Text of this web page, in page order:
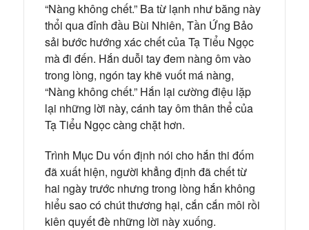
“Nàng không chết.” Ba từ lạnh như băng này
thổi qua đỉnh đầu Bùi Nhiên, Tần Ứng Bảo
sải bước hướng xác chết của Tạ Tiểu Ngọc
mà đi đến. Hắn duỗi tay đem nàng ôm vào
trong lòng, ngón tay khẽ vuốt má nàng,
“Nàng không chết.” Hắn lại cường điệu lặp
lại những lời này, cánh tay ôm thân thể của
Tạ Tiểu Ngọc càng chặt hơn.
Trình Mục Du vốn định nói cho hắn thi đốm
đã xuất hiện, người khẳng định đã chết từ
hai ngày trước nhưng trong lòng hắn không
hiểu sao có chút thương hại, cắn cắn môi rồi
kiên quyết đè những lời này xuống.